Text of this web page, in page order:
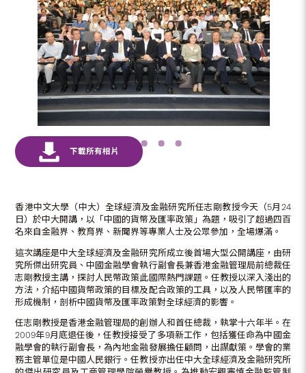
香港中文大學（中大）全球經濟及金融研究所任志剛教授今天（5月24
日）於中大開講，以「中國的貨幣及匯率政策」為題，吸引了超過四百
名來自金融界、教育界、新聞界等專業人士及公眾參加，全場爆滿。
這次講座是中大全球經濟及金融研究所成立後首場大型公開講座，由研
究所傑出研究員、中國金融學會執行副會長兼香港金融管理局前總裁任
志剛教授主講，探討人民幣政策此國際熱門課題。任教授以深入淺出的
方法，介紹中國貨幣政策的目標及配合政策的工具，以及人民幣匯率的
形成機制，剖析中國貨幣及匯率政策對全球經濟的影響。
任志剛教授是香港金融管理局的創辦人和首任總裁，執掌十六年半。在
2009年9月底退任後，任教授接受了多項新工作，包括獲任命為中國金
融學會的執行副會長，為內地金融發展擔任顧問，出謀獻策。學會的業
務主管單位是中國人民銀行。任教授亦出任中大全球經濟及金融研究所